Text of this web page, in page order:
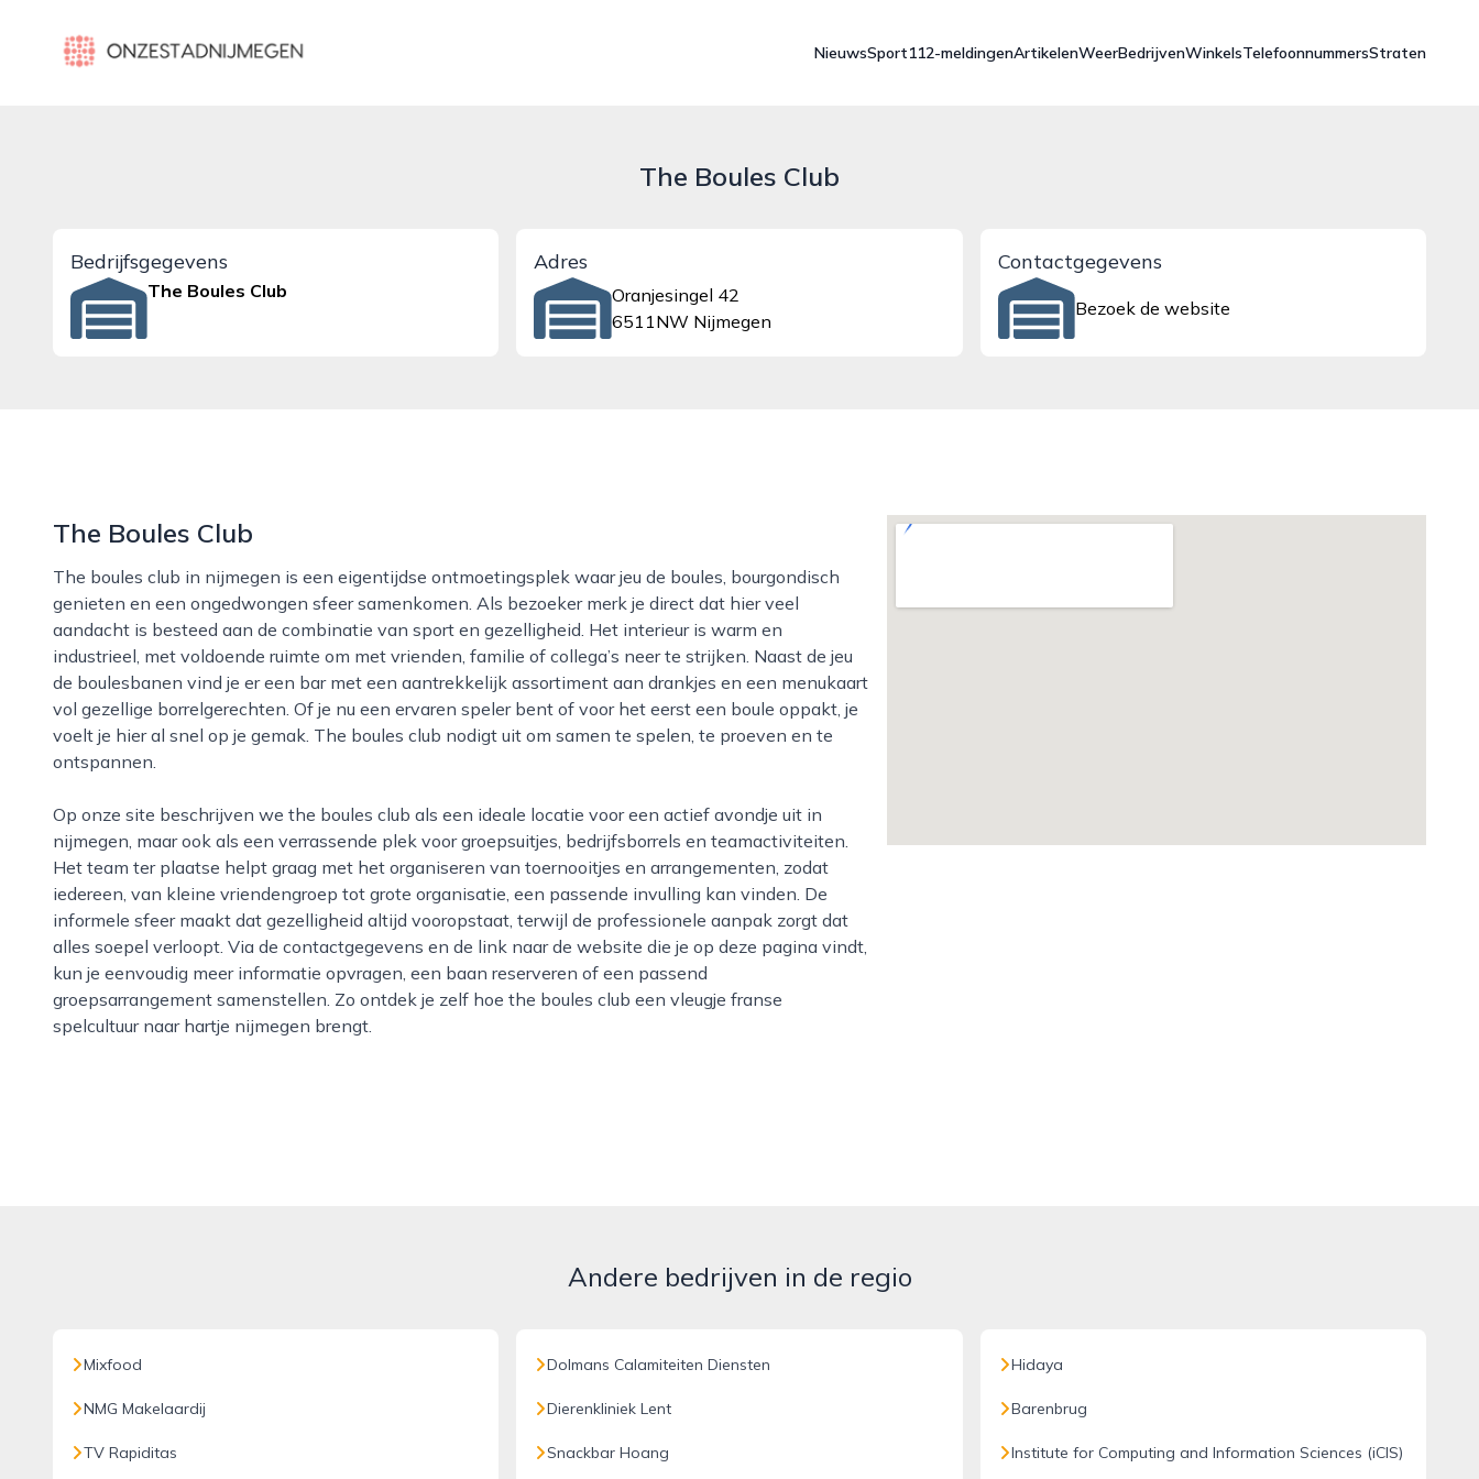
onzestadnijmegen.nl
NieuwsSport112-meldingenArtikelenWeerBedrijvenWinkelsTelefoonnummersStraten
The Boules Club
Bedrijfsgegevens
The Boules Club
Adres
Oranjesingel 42
6511NW Nijmegen
Contactgegevens
Bezoek de website
The Boules Club
The boules club in nijmegen is een eigentijdse ontmoetingsplek waar jeu de boules, bourgondisch
genieten en een ongedwongen sfeer samenkomen. Als bezoeker merk je direct dat hier veel
aandacht is besteed aan de combinatie van sport en gezelligheid. Het interieur is warm en
industrieel, met voldoende ruimte om met vrienden, familie of collega’s neer te strijken. Naast de jeu
de boulesbanen vind je er een bar met een aantrekkelijk assortiment aan drankjes en een menukaart
vol gezellige borrelgerechten. Of je nu een ervaren speler bent of voor het eerst een boule oppakt, je
voelt je hier al snel op je gemak. The boules club nodigt uit om samen te spelen, te proeven en te
ontspannen.
Op onze site beschrijven we the boules club als een ideale locatie voor een actief avondje uit in
nijmegen, maar ook als een verrassende plek voor groepsuitjes, bedrijfsborrels en teamactiviteiten.
Het team ter plaatse helpt graag met het organiseren van toernooitjes en arrangementen, zodat
iedereen, van kleine vriendengroep tot grote organisatie, een passende invulling kan vinden. De
informele sfeer maakt dat gezelligheid altijd vooropstaat, terwijl de professionele aanpak zorgt dat
alles soepel verloopt. Via de contactgegevens en de link naar de website die je op deze pagina vindt,
kun je eenvoudig meer informatie opvragen, een baan reserveren of een passend
groepsarrangement samenstellen. Zo ontdek je zelf hoe the boules club een vleugje franse
spelcultuur naar hartje nijmegen brengt.
Andere bedrijven in de regio
Mixfood
NMG Makelaardij
TV Rapiditas
Dolmans Calamiteiten Diensten
Dierenkliniek Lent
Snackbar Hoang
Hidaya
Barenbrug
Institute for Computing and Information Sciences (iCIS)